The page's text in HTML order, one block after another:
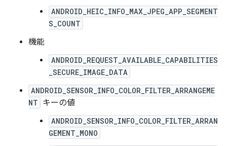
ANDROID_HEIC_INFO_MAX_JPEG_APP_SEGMENT
S_COUNT
機能
ANDROID_REQUEST_AVAILABLE_CAPABILITIES
_SECURE_IMAGE_DATA
ANDROID_SENSOR_INFO_COLOR_FILTER_ARRANGEME
NT キーの値
ANDROID_SENSOR_INFO_COLOR_FILTER_ARRAN
GEMENT_MONO